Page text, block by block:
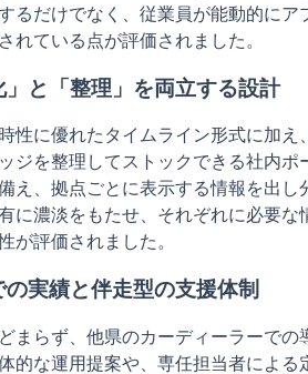
るだけでなく、従業員が能動的にア
れている点が評価されました。
と「整理」を両立する設計
性に優れたタイムライン形式に加え
ジを整理してストックできる社内ポ
え、拠点ごとに表示する情報を出し
に濃淡をもたせ、それぞれに必要な
が評価されました。
実績と伴走型の支援体制
まらず、他県のカーディーラーでの
的な運用提案や、専任担当者による